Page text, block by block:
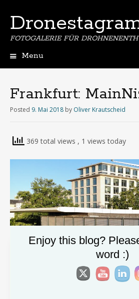
FOTOGALERIE FÜR
Menu
Frankfurt:
Posted 9. Mai 2018 by Oliver Krautscheid
369 total views , 1 views today
Enjoy this blog?
word :)